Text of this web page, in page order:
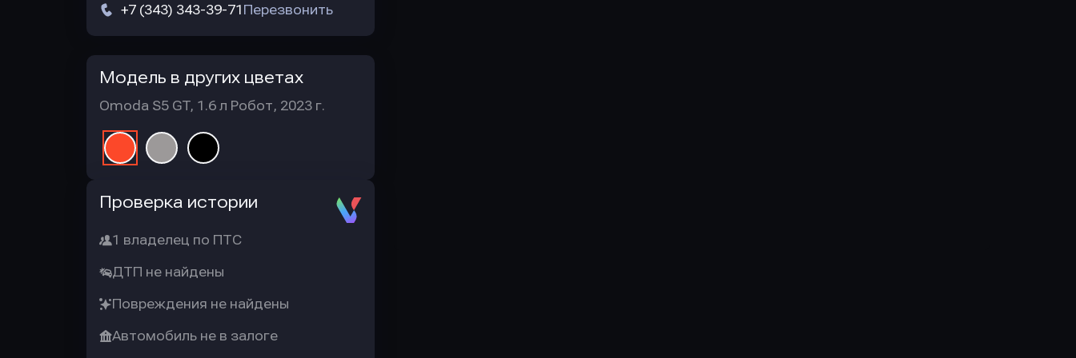
+7 (343) 343-39-71 Перезвонить
Модель в других цветах
Omoda S5 GT, 1.6 л Робот, 2023 г.
Проверка истории
1 владелец по ПТС
ДТП не найдены
Повреждения не найдены
Автомобиль не в залоге